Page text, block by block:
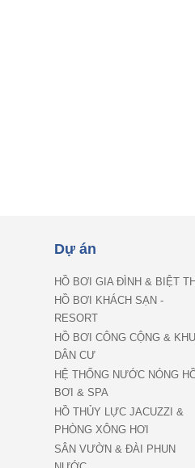
Dự án
HỒ BƠI GIA ĐÌNH & BIỆT
HỒ BƠI KHÁCH SẠN -
RESORT
HỒ BƠI CÔNG CỘNG & KHU
DÂN CƯ
HỆ THỐNG NƯỚC NÓNG
BƠI & SPA
HỒ THỦY LỰC JACUZZI &
PHÒNG XÔNG HƠI
SÂN VƯỜN & ĐÀI PHUN